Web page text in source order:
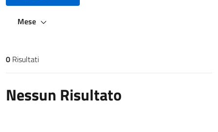
Mese
Risultati di ricerca
0 Risultati
Nessun Risultato